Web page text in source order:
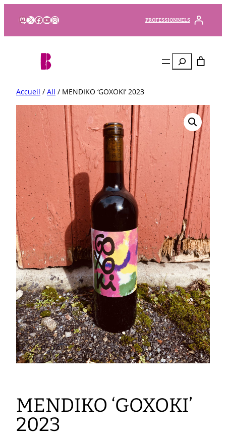
Mastodon
X Facebook
YouTube
Instagram PROFESSIONNELS
Rechercher
Accueil / All / MENDIKO ‘GOXOKI’ 2023
MENDIKO ‘GOXOKI’
2023